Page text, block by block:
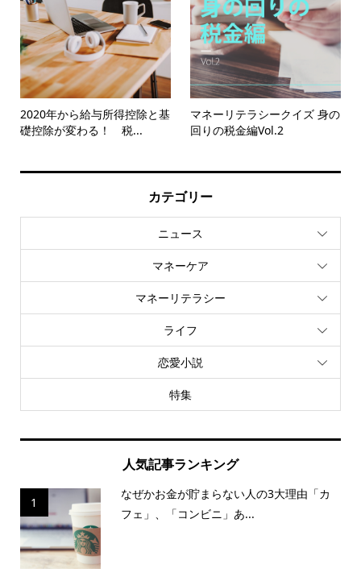
2020年から給与所得控除と基
礎控除が変わる！ 税...
マネーリテラシークイズ 身の
回りの税金編Vol.2
カテゴリー
ニュース
マネーケア
マネーリテラシー
ライフ
恋愛小説
特集
人気記事ランキング
1
なぜかお金が貯まらない人の3大理由「カ
フェ」、「コンビニ」あ...